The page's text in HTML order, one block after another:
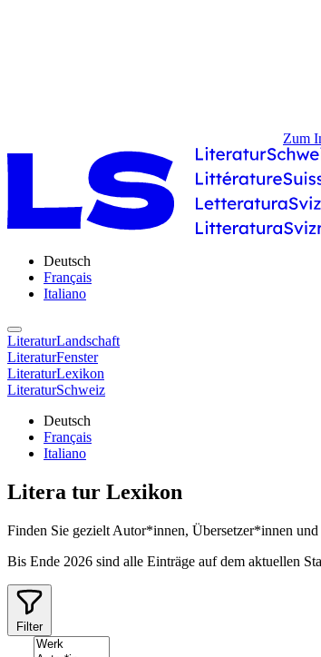
Zum
Deutsch
Français
Italiano
LiteraturLandschaft
LiteraturFenster
LiteraturLexikon
LiteraturSchweiz
Deutsch
Français
Italiano
Litera tur Lexikon
Finden Sie gezielt Autor*innen, Übersetzer*innen
Bis Ende 2026 sind alle Einträge auf dem aktuellen
Filter